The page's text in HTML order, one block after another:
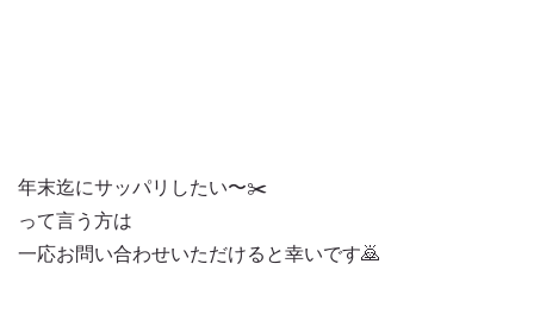
年末迄にサッパリしたい〜✂️
って言う方は
一応お問い合わせいただけると幸いです🙇